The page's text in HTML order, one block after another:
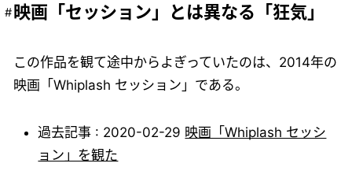
映画「セッション」とは異なる「狂気」
この作品を観て途中からよぎっていたのは、2014年の
映画「Whiplash セッション」である。
過去記事 : 2020-02-29 映画「Whiplash セッシ
ョン」を観た